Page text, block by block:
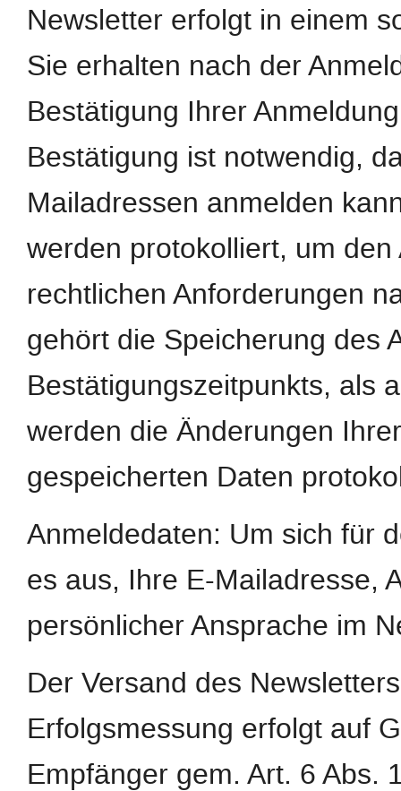
Newsletter erfolgt in einem
Sie erhalten nach der
Bestätigung Ihrer
Bestätigung ist notwendig,
Mailadressen anmelden
werden protokolliert, um
rechtlichen Anforderungen
gehört die Speicherung des
Bestätigungszeitpunkts, als
werden die Änderungen
gespeicherten Daten
Anmeldedaten: Um sich für
es aus, Ihre E-Mailadresse,
persönlicher Ansprache im
Der Versand des
Erfolgsmessung erfolgt auf
Empfänger gem. Art. 6 Abs.